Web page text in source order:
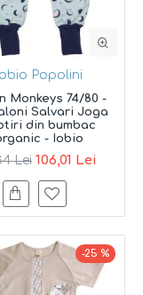
Iobio Popolini
Monkeys 74/80 -
Salvari Joga
din bumbac
- Iobio
Lei 106,01 Lei
-25 %